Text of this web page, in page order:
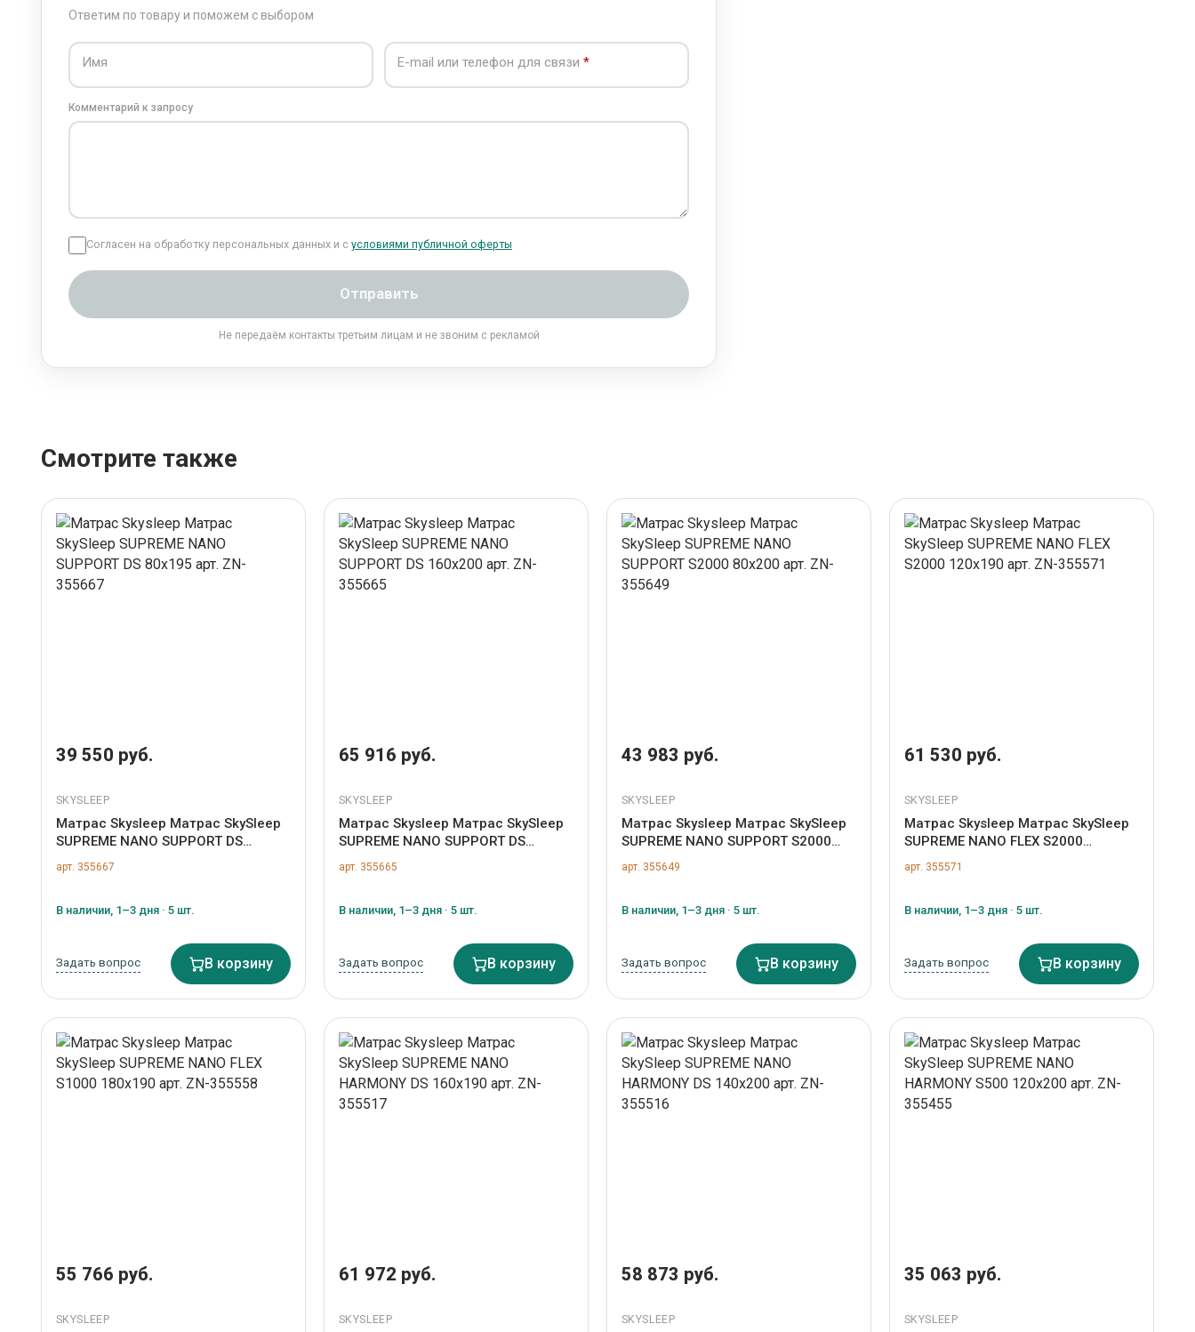
Ответим по товару и поможем с выбором
Имя E-mail или телефон для связи
Комментарий к запросу
Согласен на обработку персональных данных и с условиями публичной оферты
Отправить
Не передаём контакты третьим лицам и не звоним с рекламой
Смотрите также
39 550 руб.
SKYSLEEP
Матрас Skysleep Матрас SkySleep
SUPREME NANO SUPPORT DS
80x195 арт. ZN-355667
арт. 355667
В наличии, 1–3 дня · 5 шт.
Задать вопрос В корзину
65 916 руб.
SKYSLEEP
Матрас Skysleep Матрас SkySleep
SUPREME NANO SUPPORT DS
160x200 арт. ZN-355665
арт. 355665
В наличии, 1–3 дня · 5 шт.
Задать вопрос В корзину
43 983 руб.
SKYSLEEP
Матрас Skysleep Матрас SkySleep
SUPREME NANO SUPPORT S2000
80x200 арт. ZN-355649
арт. 355649
В наличии, 1–3 дня · 5 шт.
Задать вопрос В корзину
61 530 руб.
SKYSLEEP
Матрас Skysleep Матрас SkySleep
SUPREME NANO FLEX S2000
120x190 арт. ZN-355571
арт. 355571
В наличии, 1–3 дня · 5 шт.
Задать вопрос В корзину
55 766 руб.
SKYSLEEP
61 972 руб.
SKYSLEEP
58 873 руб.
SKYSLEEP
35 063 руб.
SKYSLEEP